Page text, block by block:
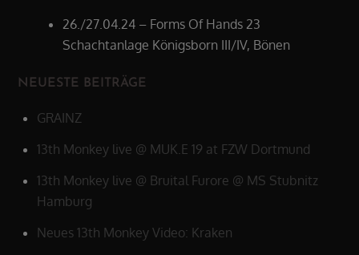
26./27.04.24 – Forms Of Hands 23
Schachtanlage Königsborn III/IV, Bönen
NEUESTE BEITRÄGE
GRAINZ
13th Monkey live @ MUK.E 19 at FZW Dortmund
13th Monkey live @ Bruital Furore @ MS Stubnitz
Hamburg
Neues 13th Monkey Video: Kraken